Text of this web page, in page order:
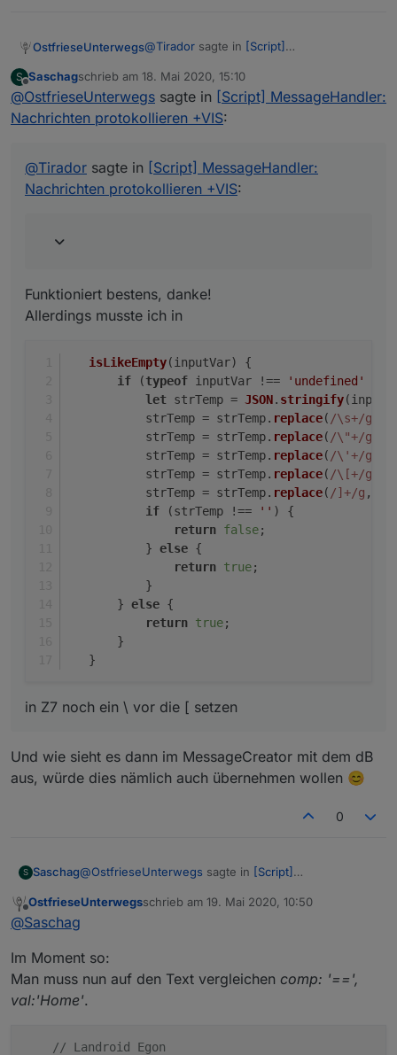
OstfrieseUnterwegs@Tirador sagte in [Script]
protokollieren +VIS
@OstfrieseUnterwegsKannst Du
dies mal testen mit deinem
Mähroboter und eine Rückmeldung
Funktioniert bestens, danke!
   isLikeEmpty(inputVar) {
if (typeof inputVar !==
let strTemp =
           if (strTemp !== '') {
               return false;
           }
       } else {
           return true;
       }
in Z7 noch ein \ vor die [ setzen
S
Offline
Saschagschrieb am 18. Mai 2020, 15:10
zuletzt editiert von
@OstfrieseUnterwegs sagte in [Script] MessageHandler:
Nachrichten protokollieren +VIS:
@Tirador sagte in [Script] MessageHandler:
Nachrichten protokollieren +VIS:
Funktioniert bestens, danke!
Allerdings musste ich in
isLikeEmpty( inputVar) {
if (typeof inputVar !== 'undefined'
let strTemp = JSON. stringify
           strTemp = strTemp.
replace( /\s+/g
           strTemp = strTemp.
replace( /\"+/g
           strTemp = strTemp.
replace( /\'+/g
           strTemp = strTemp.
replace( /\[+/g
           strTemp = strTemp.
replace( /]+/g ,
if (strTemp !== '' ) {
return false;
           }
else {
return true;
           }
       }
else {
return true;
       }
   }
in Z7 noch ein \ vor die [ setzen
Und wie sieht es dann im MessageCreator mit dem dB
aus, würde dies nämlich auch übernehmen wollen 😊
0
S Saschag@OstfrieseUnterwegs sagte in [Script]
@OstfrieseUnterwegsKannst Du dies mal
Und wie sieht es dann im MessageCreator mit dem
dB aus, würde dies nämlich auch übernehmen wollen
😊
Offline
OstfrieseUnterwegsschrieb am 19. Mai 2020, 10:50
zuletzt editiert von
@Saschag
Im Moment so:
Man muss nun auf den Text vergleichen comp: '==',
val:'Home'.
// Landroid Egon